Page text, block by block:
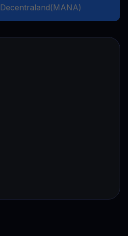
Decentraland(MANA)